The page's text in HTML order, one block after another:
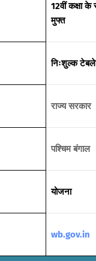
12वीं कक्षा के
मुफ्त
निःशुल्क
राज्य सरकार
पश्चिम बंगाल
योजना
wb.gov.in